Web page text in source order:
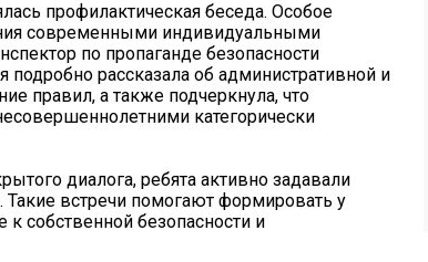
профилактическая беседа. Особое
современными индивидуальными
по пропаганде безопасности
рассказала об административной и
правил, а также подчеркнула, что
категорически
диалога, ребята активно задавали
встречи помогают формировать у
собственной безопасности и